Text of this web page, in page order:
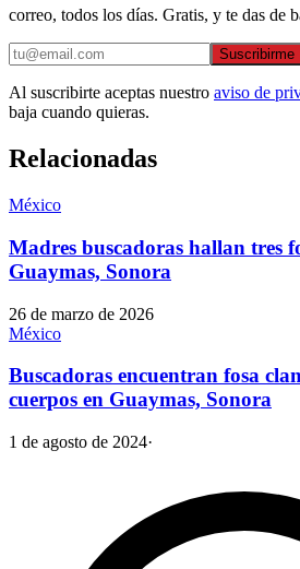
correo, todos los días. Gratis, y te das de
Suscribirme
Al suscribirte aceptas nuestro aviso de
baja cuando quieras.
Relacionadas
México
Madres buscadoras hallan tres
Guaymas, Sonora
26 de marzo de 2026
México
Buscadoras encuentran fosa
cuerpos en Guaymas, Sonora
1 de agosto de 2024·